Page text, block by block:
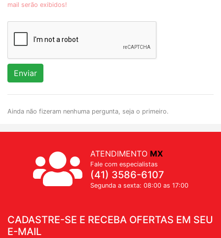
mail serão exibidos!
Enviar
Ainda não fizeram nenhuma pergunta, seja o primeiro.
CADASTRE-SE E RECEBA OFERTAS EM SEU
E-MAIL
ATENDIMENTO MX
Fale com especialistas
(41) 3586-6107
Segunda a sexta: 08:00 as 17:00